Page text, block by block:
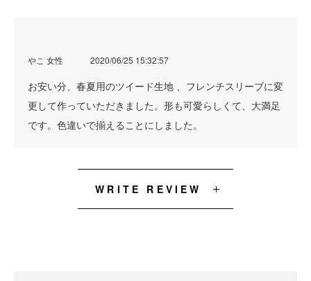
やこ 女性 2020/06/25 15:32:57
お安い分、春夏用のツイード生地 、フレンチスリーブに変
更して作っていただきました。形も可愛らしくて、大満足
です。色違いで揃えることにしました。
WRITE REVIEW